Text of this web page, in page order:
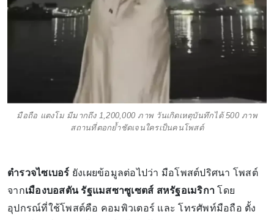
มือถือ แตงโม มีมากถึง 1,200,000 ภาพ วันเกิดเหตุบันทึกได้ 500 ภาพ
สถานที่ตอกย้ำชัดเจนใครเป็นคนโพสต์
ตำรวจไซเบอร์ ยังเผยข้อมูลต่อไปว่า มือโพสต์ปริศนา โพสต์
จากเมืองบอสตัน รัฐแมสซาซูเซตส์ สหรัฐอเมริกา โดย
อุปกรณ์ที่ใช้โพสต์คือ คอมพิวเตอร์ และ โทรศัพท์มือถือ ตั้ง